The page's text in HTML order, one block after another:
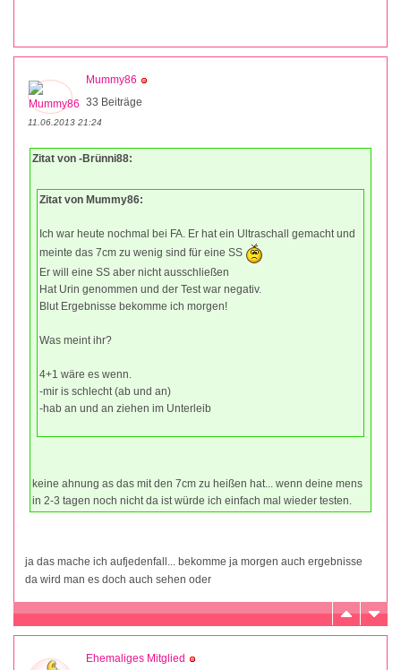
Mummy86
33 Beiträge
11.06.2013 21:24
Zitat von -Brünni88:
Zitat von Mummy86:
Ich war heute nochmal bei FA. Er hat ein Ultraschall gemacht und
meinte das 7cm zu wenig sind für eine SS
Er will eine SS aber nicht ausschließen
Hat Urin genommen und der Test war negativ.
Blut Ergebnisse bekomme ich morgen!
Was meint ihr?
4+1 wäre es wenn.
-mir is schlecht (ab und an)
-hab an und an ziehen im Unterleib
keine ahnung as das mit den 7cm zu heißen hat... wenn deine mens
in 2-3 tagen noch nicht da ist würde ich einfach mal wieder testen.
ja das mache ich aufjedenfall... bekomme ja morgen auch ergebnisse
da wird man es doch auch sehen oder
Ehemaliges Mitglied